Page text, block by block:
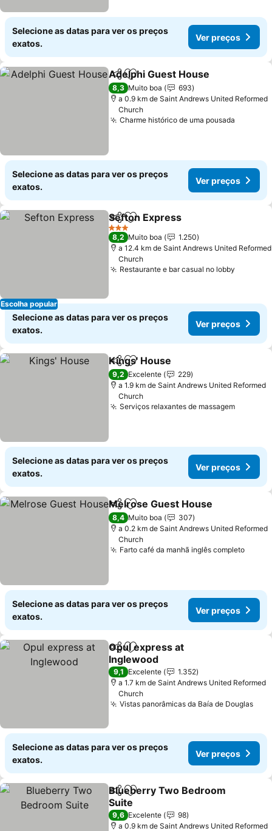
Selecione as datas para ver os preços
exatos.
Ver preços
PartilharAdicionar aos favoritos
Adelphi Guest House
8,3 Muito boa
693
a 0.9 km de Saint Andrews United Reformed
Church
Charme histórico de uma pousada
Selecione as datas para ver os preços
exatos.
Ver preços
Escolha popular
PartilharAdicionar aos favoritos
Sefton Express
3 Estrelas
8,2 Muito boa
1.250
a 12.4 km de Saint Andrews United Reformed
Church
Restaurante e bar casual no lobby
Selecione as datas para ver os preços
exatos.
Ver preços
PartilharAdicionar aos favoritos
Kings' House
9,2 Excelente
229
a 1.9 km de Saint Andrews United Reformed
Church
Serviços relaxantes de massagemVer
Selecione as datas para ver os preços
exatos.
Ver preços
PartilharAdicionar aos favoritos
Melrose Guest House
8,4 Muito boa
307
a 0.2 km de Saint Andrews United Reformed
Church
Farto café da manhã inglês completoVer
Selecione as datas para ver os preços
exatos.
Ver preços
PartilharAdicionar aos favoritos
Opul express at
Inglewood
Ver preços
9,1 Excelente
1.352
a 1.7 km de Saint Andrews United Reformed
Church
Vistas panorâmicas da Baía de DouglasVer
Selecione as datas para ver os preços
exatos.
Ver preços
PartilharAdicionar aos favoritos
Blueberry Two Bedroom
Suite
Ver preços
9,6 Excelente
98
a 0.9 km de Saint Andrews United Reformed